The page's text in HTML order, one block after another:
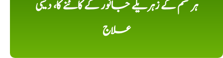
ہر قسم کے زہریلے جانور کے کاٹنے کا، دیسی
علاج